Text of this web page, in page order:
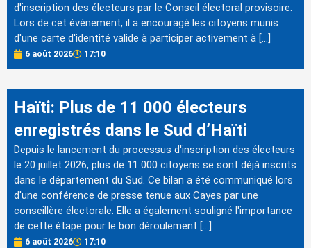
d'inscription des électeurs par le Conseil électoral provisoire.
Lors de cet événement, il a encouragé les citoyens munis
d'une carte d'identité valide à participer activement à […]
6 août 2026 17:10
Haïti: Plus de 11 000 électeurs
enregistrés dans le Sud d’Haïti
Depuis le lancement du processus d'inscription des électeurs
le 20 juillet 2026, plus de 11 000 citoyens se sont déjà inscrits
dans le département du Sud. Ce bilan a été communiqué lors
d'une conférence de presse tenue aux Cayes par une
conseillère électorale. Elle a également souligné l'importance
de cette étape pour le bon déroulement […]
6 août 2026 17:10